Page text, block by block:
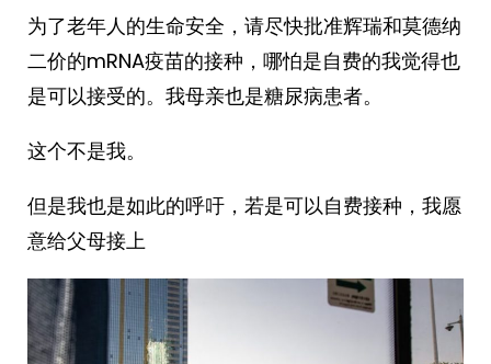
为了老年人的生命安全，请尽快批准辉瑞和莫德纳
二价的mRNA疫苗的接种，哪怕是自费的我觉得也
是可以接受的。我母亲也是糖尿病患者。
这个不是我。
但是我也是如此的呼吁，若是可以自费接种，我愿
意给父母接上